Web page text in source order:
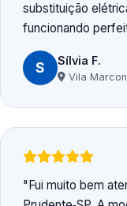
substituição
funcionando
S Sílvia F.
Vila
Fui muito bem